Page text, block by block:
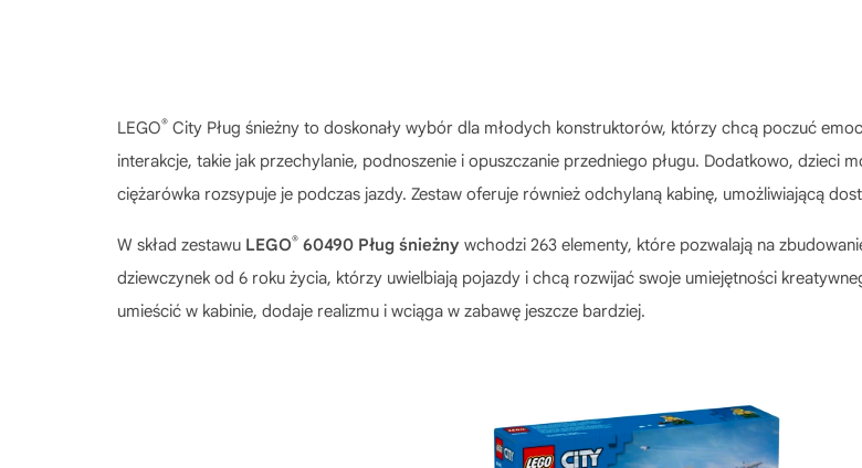
LEGO® City Pług śnieżny to doskonały wybór dla młodych konstruktorów, którzy chcą poczuć
interakcje, takie jak przechylanie, podnoszenie i opuszczanie przedniego pługu. Dodatkowo, dzieci
ciężarówka rozsypuje je podczas jazdy. Zestaw oferuje również odchylaną kabinę, umożliwiającą
W skład zestawu LEGO® 60490 Pług śnieżny wchodzi 263 elementy, które pozwalają na
dziewczynek od 6 roku życia, którzy uwielbiają pojazdy i chcą rozwijać swoje umiejętności
umieścić w kabinie, dodaje realizmu i wciąga w zabawę jeszcze bardziej.